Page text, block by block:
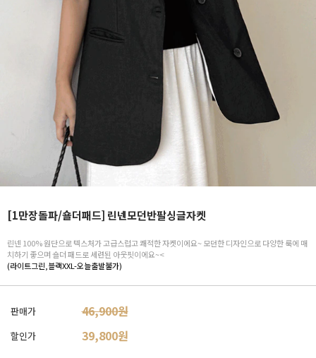
[1만장돌파/숄더패드] 린넨모던반팔싱글자켓
린넨 100% 원단으로 텍스처가 고급스럽고 쾌적한 자켓이에요~ 모던한 디자인으로 다양한 룩에 매
치하기 좋으며 숄더 패드로 세련된 아웃핏이에요~<
(라이트그린,블랙XXL-오늘출발불가)
판매가 46,900원
할인가 39,800원